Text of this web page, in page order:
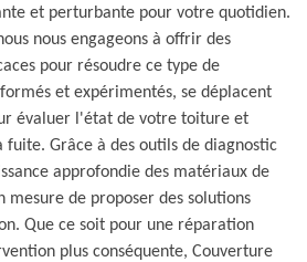
et perturbante pour votre quotidien.
nous engageons à offrir des
pour résoudre ce type de
et expérimentés, se déplacent
évaluer l'état de votre toiture et
Grâce à des outils de diagnostic
approfondie des matériaux de
mesure de proposer des solutions
Que ce soit pour une réparation
plus conséquente, Couverture